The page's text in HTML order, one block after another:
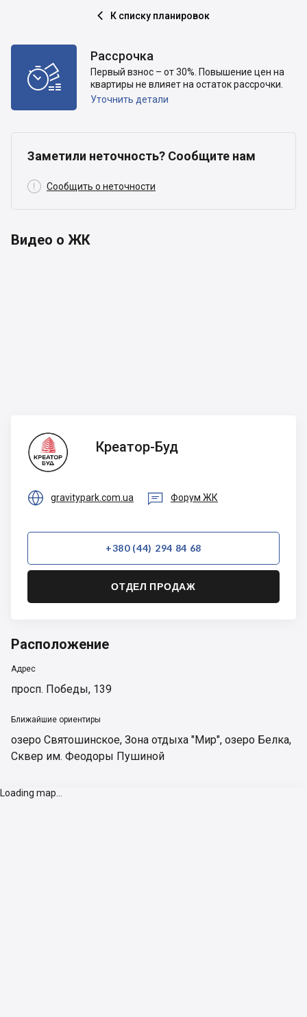
 К списку планировок

Рассрочка
Первый взнос – от 30%. Повышение цен на
квартиры не влияет на остаток рассрочки.
Уточнить детали
Заметили неточность? Сообщите нам
 Сообщить о неточности
Видео о ЖК
Креатор-
Буд
Креатор-Буд
 gravitypark.com.ua  Форум ЖК
+380 (44) 294 84 68
ОТДЕЛ ПРОДАЖ
Расположение
Адрес
просп. Победы, 139
Ближайшие ориентиры
озеро Святошинское, Зона отдыха "Мир", озеро Белка,
Сквер им. Феодоры Пушиной
Loading map...